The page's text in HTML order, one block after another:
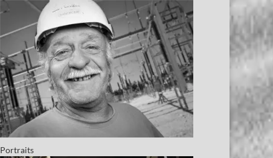
Portraits